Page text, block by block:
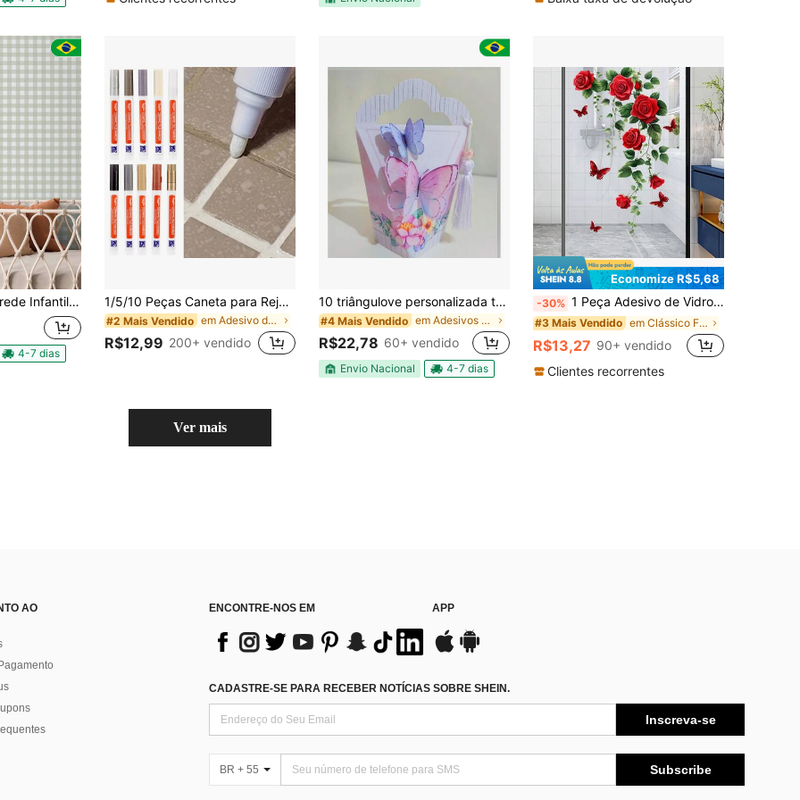
Infantil Xadrez
4-7 dias
1/5/10 Peças Caneta para Rejunte de Azulejos Impermeável, Caneta de Reparo de Azulejos Brancos com Massa Resistente a Mofo, Caneta de Rejunte em Gel de Fácil Uso para Azulejos de Banheiro e Cozinha, Rachaduras em Pisos de Azulejos, Adesivos, Decalques de Parede, Decalques de Vinil, Decoração Doméstica, Decorações de Primavera para Renovar sua Casa, Adesivos Decorativos Rama, Acessórios de Cozinha, Acessórios de Banheiro, Decoração de Quarto, Decoração de Banheiro, Decoração Doméstica
#2 Mais Vendido em Adesivo de vedação de piso
R$12,99 200+ vendido
10 triângulove personalizada tema Jardim das Borboletas -kit festa - lembrancinha infantil
#4 Mais Vendido em Adesivos de borboleta
R$22,78 60+ vendido
Envio Nacional 4-7 dias
Economize R$5,68
-30% 1 Peça Adesivo de Vidro Floral de Rosas Vermelhas e Borboletas, Adesivo de Vidro PVC Adequado para Decoração de Janelas de Banheiro e Quarto
#3 Mais Vendido em Clássico Filmes de Janela
R$13,27 90+ vendido
Clientes recorrentes
Ver mais
AO
ENCONTRE-NOS EM APP
CADASTRE-SE PARA RECEBER NOTÍCIAS SOBRE SHEIN.
Inscreva-se
BR + 55 Subscribe